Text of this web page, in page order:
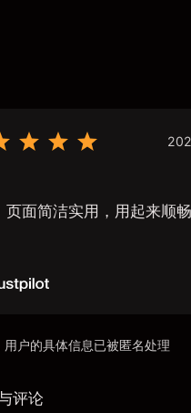
页面简洁实用，用起来顺畅
户的具体信息已被匿名处理
评论